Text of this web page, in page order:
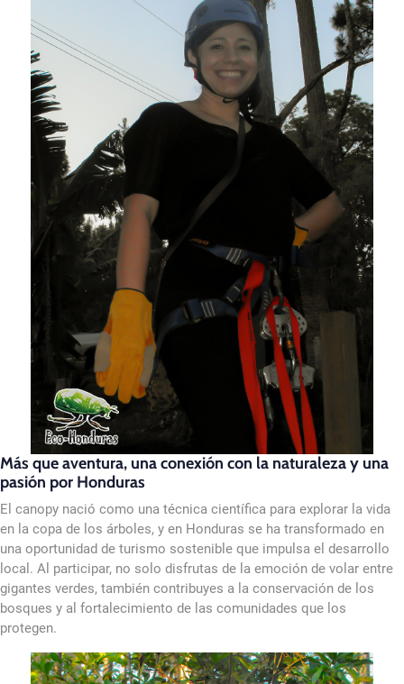
Más que aventura, una conexión con la naturaleza y una
pasión por Honduras
El canopy nació como una técnica científica para explorar la vida
en la copa de los árboles, y en Honduras se ha transformado en
una oportunidad de turismo sostenible que impulsa el desarrollo
local. Al participar, no solo disfrutas de la emoción de volar entre
gigantes verdes, también contribuyes a la conservación de los
bosques y al fortalecimiento de las comunidades que los
protegen.